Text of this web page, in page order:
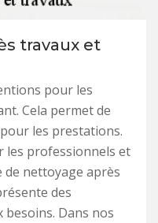
travaux et
pour les
Cela permet de
les prestations.
les professionnels et
nettoyage après
des
Dans nos